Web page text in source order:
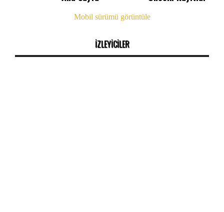
Mobil sürümü görüntüle
İZLEYİCİLER